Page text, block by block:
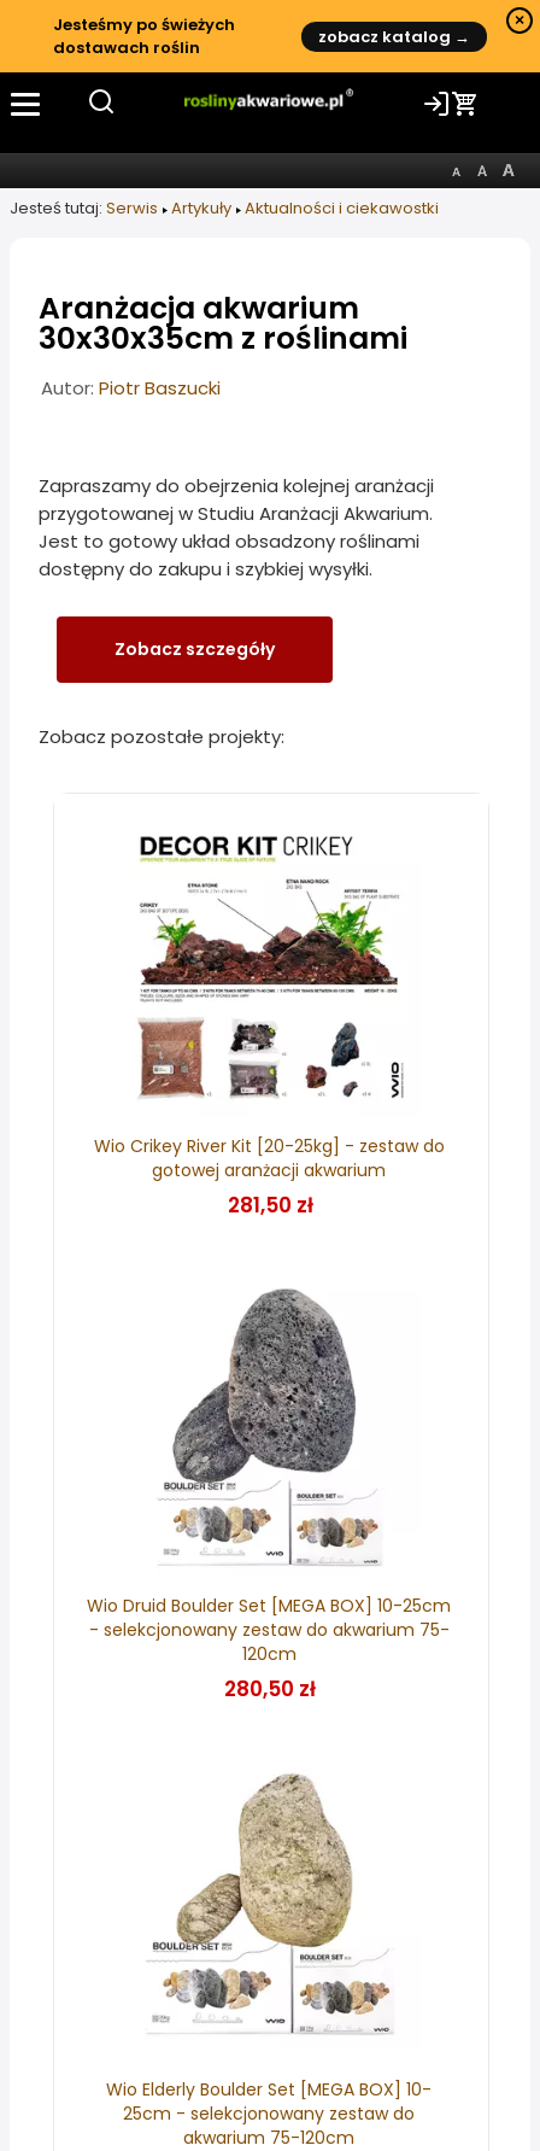
Jesteśmy po świeżych
dostawach roślin
zobacz katalog →
×
Jesteś tutaj: Serwis Artykuły Aktualności i ciekawostki
Aranżacja akwarium
30x30x35cm z roślinami
Informacje o artykule
Autor: Piotr Baszucki
Zapraszamy do obejrzenia kolejnej aranżacji
przygotowanej w Studiu Aranżacji Akwarium.
Jest to gotowy układ obsadzony roślinami
dostępny do zakupu i szybkiej wysyłki.
Zobacz szczegóły
Zobacz pozostałe projekty:
Wio Crikey River Kit [20-25kg] - zestaw do
gotowej aranżacji akwarium
281,50 zł
Wio Druid Boulder Set [MEGA BOX] 10-25cm
- selekcjonowany zestaw do akwarium 75-
120cm
280,50 zł
Wio Elderly Boulder Set [MEGA BOX] 10-
25cm - selekcjonowany zestaw do
akwarium 75-120cm